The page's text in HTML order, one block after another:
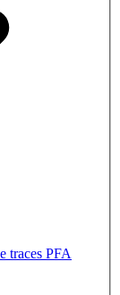
traces PFA